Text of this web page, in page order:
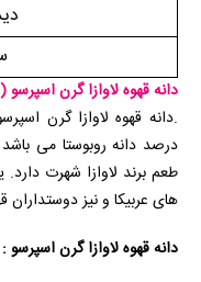
دانه قهوه لاوازا گرن اسپرسو
درصد دانه روبوستا می
طعم برند لاوازا شهرت
های عربیکا و نیز دوستداران
دانه قهوه لاوازا گرن